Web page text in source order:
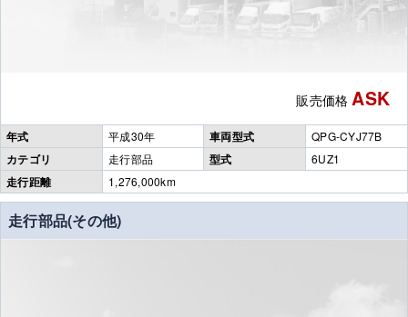
販売価格 ASK
年式 平成30年 車両型式 QPG-CYJ77B
カテゴリ 走行部品 型式 6UZ1
走行距離 1,276,000km
走行部品(その他)